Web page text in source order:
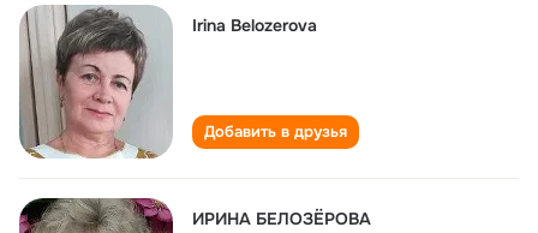
Irina Belozerova
Добавить в друзья
ИРИНА БЕЛОЗЁРОВА